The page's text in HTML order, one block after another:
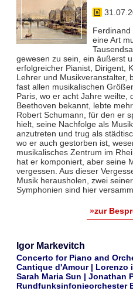
Ferdinand
eine Art
gewesen zu sein, ein äußerst
erfolgreicher Pianist, Dirigent,
Lehrer und Musikveranstalter,
fast allen musikalischen
Paris, wo er acht Jahre weilte,
Beethoven bekannt, lebte
Robert Schumann, für den er
hielt, seine Nachfolge als
anzutreten und trug als
wo er auch gestorben ist,
musikalisches Zentrum im
hat er komponiert, aber seine
vergessen. Aus dieser
Musik herausholen, zwei
Symphonien sind hier
»zur
Igor Markevitch
Concerto for Piano and
Cantique d'Amour | Lorenzo
Sarah Maria Sun | Jonathan
Rundfunksinfonieorchester